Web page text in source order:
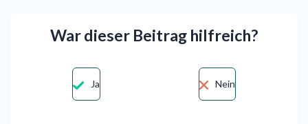
War dieser Beitrag hilfreich?
Ja Nein